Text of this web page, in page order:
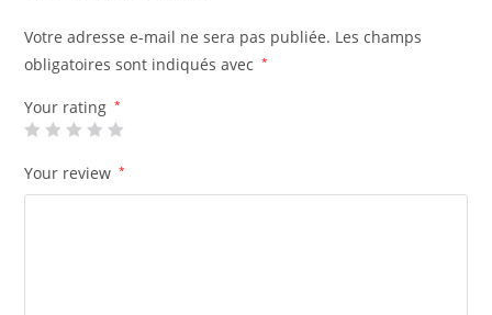
Votre adresse e-mail ne sera pas publiée. Les champs
obligatoires sont indiqués avec
*
Your rating *
Your review *